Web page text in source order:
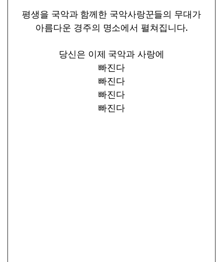
평생을 국악과 함께한 국악사랑꾼들의 무대가
아름다운 경주의 명소에서 펼쳐집니다.
당신은 이제 국악과 사랑에
빠진다
빠진다
빠진다
빠진다